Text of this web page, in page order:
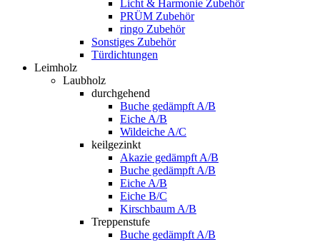
Licht & Harmonie Zubehör
PRÜM Zubehör
ringo Zubehör
Sonstiges Zubehör
Türdichtungen
Leimholz
Laubholz
durchgehend
Buche gedämpft A/B
Eiche A/B
Wildeiche A/C
keilgezinkt
Akazie gedämpft A/B
Buche gedämpft A/B
Eiche A/B
Eiche B/C
Kirschbaum A/B
Treppenstufe
Buche gedämpft A/B